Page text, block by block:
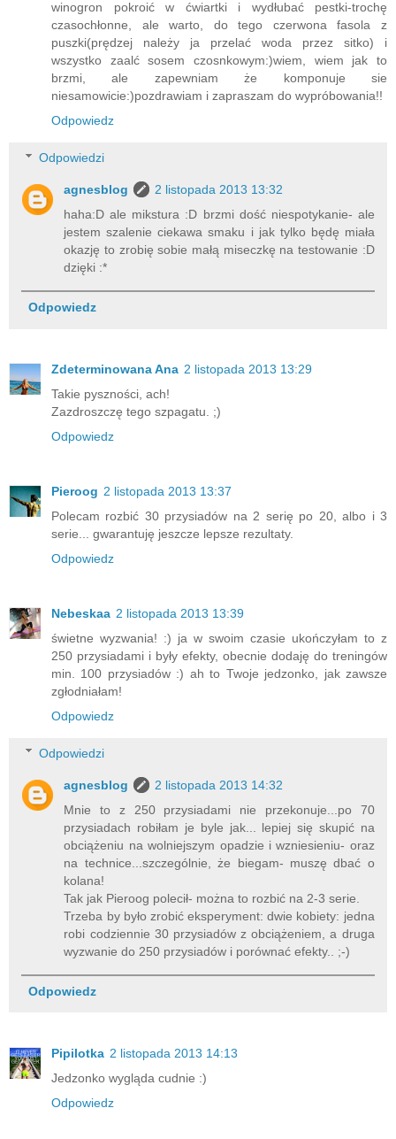
winogron pokroić w ćwiartki i wydłubać pestki-trochę
czasochłonne, ale warto, do tego czerwona fasola z
puszki(prędzej należy ja przelać woda przez sitko) i
wszystko zaalć sosem czosnkowym:)wiem, wiem jak to
brzmi, ale zapewniam że komponuje sie
niesamowicie:)pozdrawiam i zapraszam do wypróbowania!!
Odpowiedz
Odpowiedzi
agnesblog
2 listopada 2013 13:32
haha:D ale mikstura :D brzmi dość niespotykanie- ale
jestem szalenie ciekawa smaku i jak tylko będę miała
okazję to zrobię sobie małą miseczkę na testowanie :D
dzięki :*
Odpowiedz
Zdeterminowana Ana 2 listopada 2013 13:29
Takie pyszności, ach!
Zazdroszczę tego szpagatu. ;)
Odpowiedz
Pieroog 2 listopada 2013 13:37
Polecam rozbić 30 przysiadów na 2 serię po 20, albo i 3
serie... gwarantuję jeszcze lepsze rezultaty.
Odpowiedz
Nebeskaa 2 listopada 2013 13:39
świetne wyzwania! :) ja w swoim czasie ukończyłam to z
250 przysiadami i były efekty, obecnie dodaję do treningów
min. 100 przysiadów :) ah to Twoje jedzonko, jak zawsze
zgłodniałam!
Odpowiedz
Odpowiedzi
agnesblog
2 listopada 2013 14:32
Mnie to z 250 przysiadami nie przekonuje...po 70
przysiadach robiłam je byle jak... lepiej się skupić na
obciążeniu na wolniejszym opadzie i wzniesieniu- oraz
na technice...szczególnie, że biegam- muszę dbać o
kolana!
Tak jak Pieroog polecił- można to rozbić na 2-3 serie.
Trzeba by było zrobić eksperyment: dwie kobiety: jedna
robi codziennie 30 przysiadów z obciążeniem, a druga
wyzwanie do 250 przysiadów i porównać efekty.. ;-)
Odpowiedz
Pipilotka 2 listopada 2013 14:13
Jedzonko wygląda cudnie :)
Odpowiedz